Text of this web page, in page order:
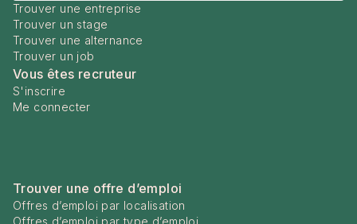
Trouver une entreprise
Trouver un stage
Trouver une alternance
Trouver un job
Vous êtes recruteur
S'inscrire
Me connecter
Trouver une offre d’emploi
Offres d’emploi par localisation
Offres d’emploi par type d’emploi